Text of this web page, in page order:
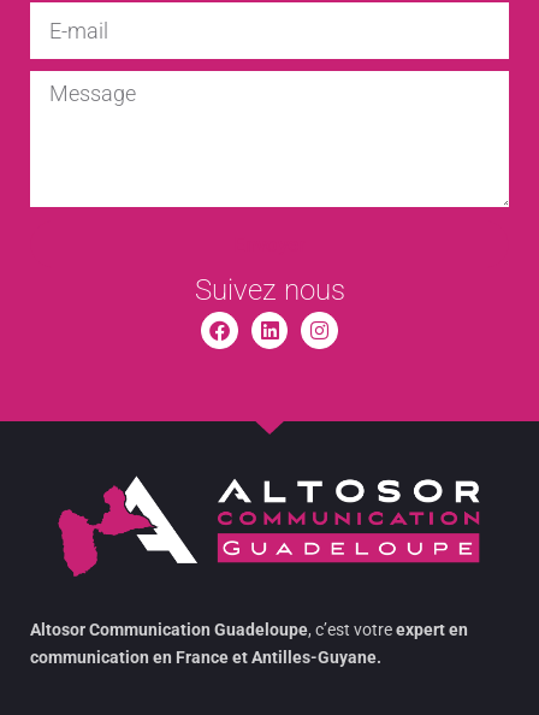
Suivez nous
Altosor Communication Guadeloupe, c’est votreexpert en
communication en France et Antilles-Guyane.